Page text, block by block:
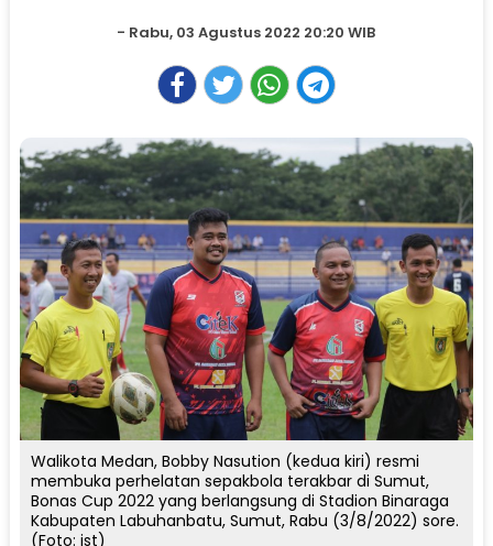
- Rabu, 03 Agustus 2022 20:20 WIB
Walikota Medan, Bobby Nasution (kedua kiri) resmi
membuka perhelatan sepakbola terakbar di Sumut,
Bonas Cup 2022 yang berlangsung di Stadion Binaraga
Kabupaten Labuhanbatu, Sumut, Rabu (3/8/2022) sore.
(Foto: ist)